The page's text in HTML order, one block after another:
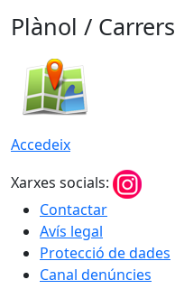
Plànol / Carrers
Accedeix
Xarxes socials:
Contactar
Avís legal
Protecció de dades
Canal denúncies